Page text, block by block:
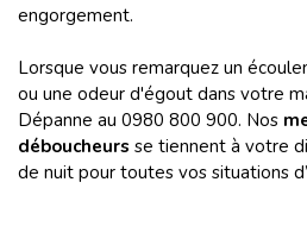
engorgement.
Lorsque vous remarquez un
ou une odeur d'égout dans votre
Dépanne au 0980 800 900. Nos
déboucheurs se tiennent à votre
de nuit pour toutes vos situations